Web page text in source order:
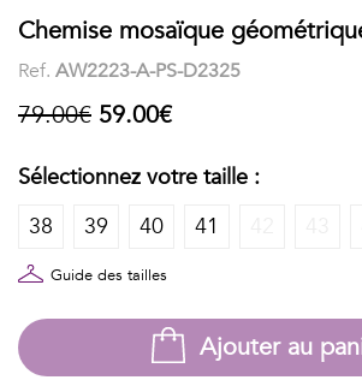
LES
IMPRIMÉES
Faune
&
Flore
Géométriques
Talents
&
Chemise mosaïque
Ref. AW2223-A-PS-D2325
79.00€ 59.00€
Sélectionnez votre taille :
38
39 40 41
Guide des tailles
Ajouter au